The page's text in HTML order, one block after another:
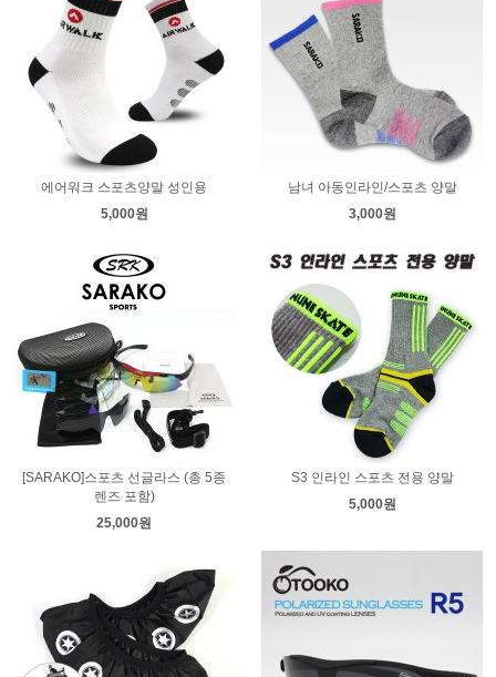
에어워크 스포츠양말 성인용
5,000원
남녀 아동인라인/스포츠 양말
3,000원
[SARAKO]스포츠 선글라스 (총 5종
렌즈 포함)
25,000원
S3 인라인 스포츠 전용 양말
5,000원